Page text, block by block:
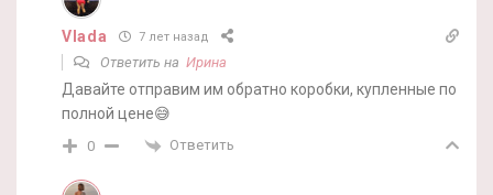
Vlada 7 лет назад
Ответить на Ирина
Давайте отправим им обратно коробки, купленные по
полной цене😅
0 Ответить